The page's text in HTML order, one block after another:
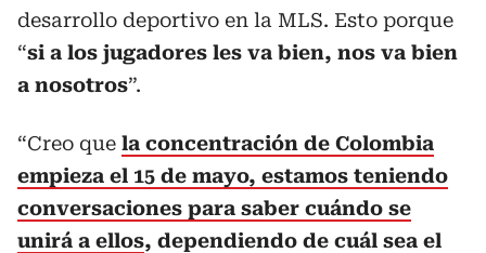
desarrollo deportivo en la MLS. Esto porque
“si a los jugadores les va bien, nos va bien
a nosotros”.
“Creo que la concentración de Colombia
empieza el 15 de mayo, estamos teniendo
conversaciones para saber cuándo se
unirá a ellos, dependiendo de cuál sea el